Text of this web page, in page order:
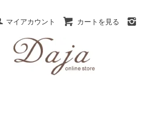
マイアカウント カートを見る